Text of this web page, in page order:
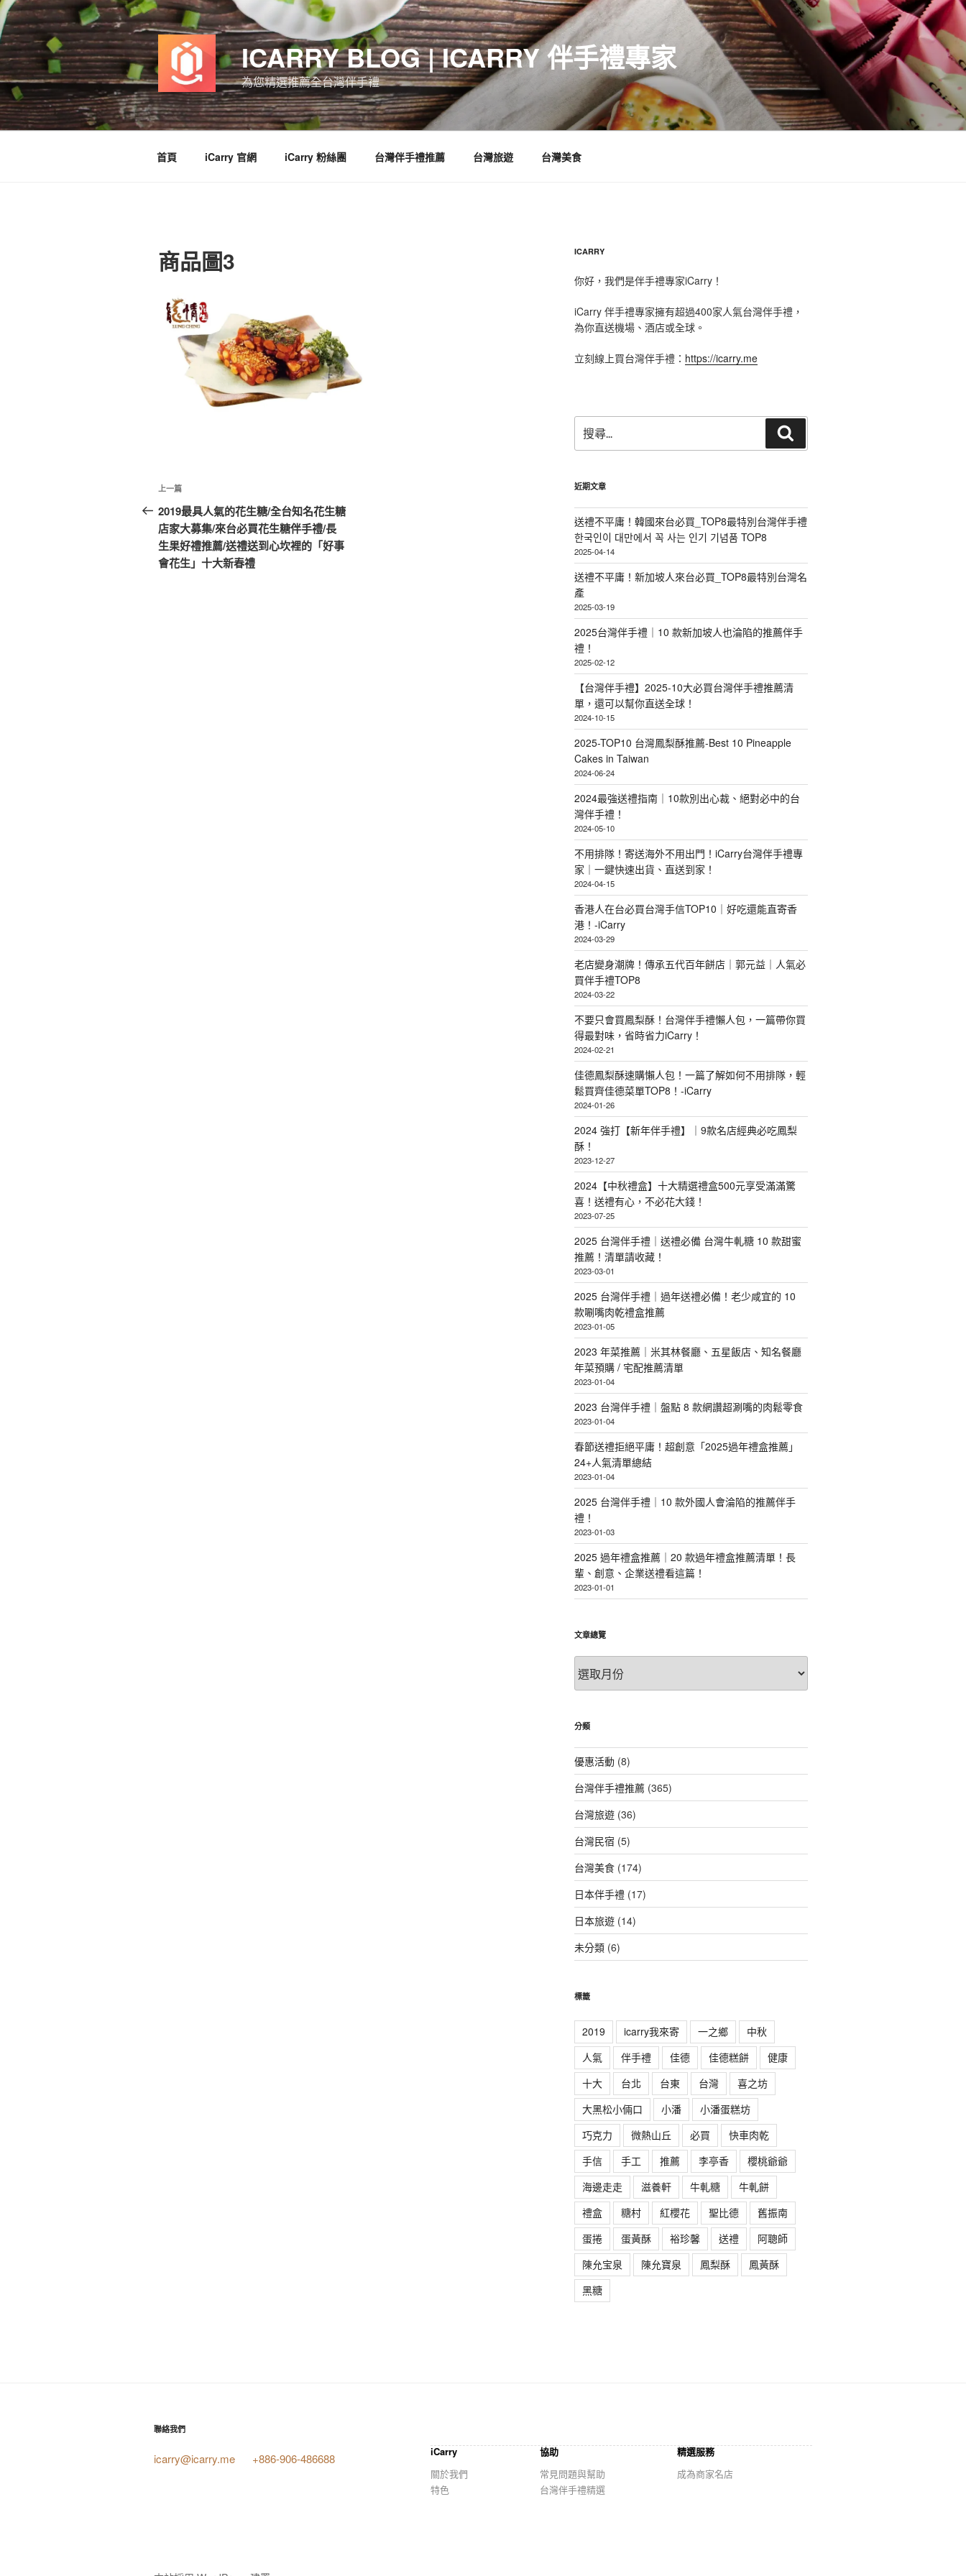
跳
至
主
要
內
容
ICARRY BLOG | ICARRY 伴手禮專家
為您精選推薦全台灣伴手禮
首頁 iCarry 官網 iCarry 粉絲團 台灣伴手禮推薦 台灣旅遊 台灣美食
商品圖3
文
章
導
覽
上
一
篇
文
章
上一篇
2019最具人氣的花生糖/全台知名花生糖
店家大募集/來台必買花生糖伴手禮/長
生果好禮推薦/送禮送到心坎裡的「好事
會花生」十大新春禮
ICARRY
你好，我們是伴手禮專家iCarry！
iCarry 伴手禮專家擁有超過400家人氣台灣伴手禮，
為你直送機場、酒店或全球。
立刻線上買台灣伴手禮： https://icarry.me
尋
關
字:
尋
近期文章
送禮不平庸！韓國來台必買_TOP8最特別台灣伴手禮
한국인이 대만에서 꼭 사는 인기 기념품 TOP8
2025-04-14
送禮不平庸！新加坡人來台必買_TOP8最特別台灣名
產
2025-03-19
2025台灣伴手禮｜10 款新加坡人也淪陷的推薦伴手
禮！
2025-02-12
【台灣伴手禮】2025-10大必買台灣伴手禮推薦清
單，還可以幫你直送全球！
2024-10-15
2025-TOP10 台灣鳳梨酥推薦-Best 10 Pineapple
Cakes in Taiwan
2024-06-24
2024最強送禮指南｜10款別出心裁、絕對必中的台
灣伴手禮！
2024-05-10
不用排隊！寄送海外不用出門！iCarry台灣伴手禮專
家｜一鍵快速出貨、直送到家！
2024-04-15
香港人在台必買台灣手信TOP10｜好吃還能直寄香
港！-iCarry
2024-03-29
老店變身潮牌！傳承五代百年餅店｜郭元益｜人氣必
買伴手禮TOP8
2024-03-22
不要只會買鳳梨酥！台灣伴手禮懶人包，一篇帶你買
得最對味，省時省力iCarry！
2024-02-21
佳德鳳梨酥速購懶人包！一篇了解如何不用排隊，輕
鬆買齊佳德菜單TOP8！-iCarry
2024-01-26
2024 強打【新年伴手禮】｜9款名店經典必吃鳳梨
酥！
2023-12-27
2024【中秋禮盒】十大精選禮盒500元享受滿滿驚
喜！送禮有心，不必花大錢！
2023-07-25
2025 台灣伴手禮｜送禮必備 台灣牛軋糖 10 款甜蜜
推薦！清單請收藏！
2023-03-01
2025 台灣伴手禮｜過年送禮必備！老少咸宜的 10
款唰嘴肉乾禮盒推薦
2023-01-05
2023 年菜推薦｜米其林餐廳、五星飯店、知名餐廳
年菜預購 / 宅配推薦清單
2023-01-04
2023 台灣伴手禮｜盤點 8 款網讚超涮嘴的肉鬆零食
2023-01-04
春節送禮拒絕平庸！超創意「2025過年禮盒推薦」
24+人氣清單總結
2023-01-04
2025 台灣伴手禮｜10 款外國人會淪陷的推薦伴手
禮！
2023-01-03
2025 過年禮盒推薦｜20 款過年禮盒推薦清單！長
輩、創意、企業送禮看這篇！
2023-01-01
文章總覽
章
總
分類
優惠活動(8)
台灣伴手禮推薦(365)
台灣旅遊(36)
台灣民宿 (5)
台灣美食(174)
日本伴手禮(17)
日本旅遊(14)
未分類(6)
標籤
2019 icarry我來寄 一之鄉
中秋
人氣
伴手禮 佳德 佳德糕餅
健康
十大
台北 台東 台灣
喜之坊
大黑松小倆口
小潘
小潘蛋糕坊
巧克力
微熱山丘 必買
快車肉乾
手信
手工 推薦 李亭香
櫻桃爺爺
海邊走走
滋養軒 牛軋糖
牛軋餅
禮盒
糖村 紅櫻花 聖比德
舊振南
蛋捲
蛋黃酥 裕珍馨 送禮
阿聰師
陳允宝泉
陳允寶泉 鳳梨酥
鳳黃酥
黑糖
聯絡我們
icarry@icarry.me +886-906-486688
iCarry
關於我們
特色
協助
常見問題與幫助
台灣伴手禮精選
精選服務
成為商家名店